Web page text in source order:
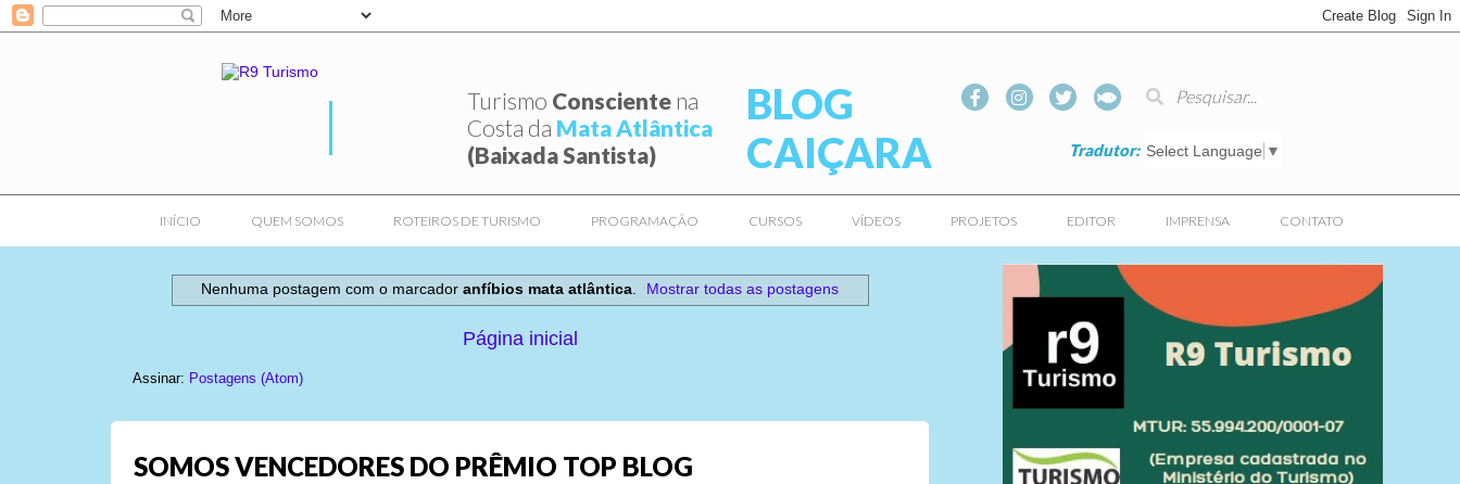
Turismo Consciente na
Costa da Mata Atlântica
(Baixada Santista)
BLOG
CAIÇARA
Select Language ▼
Tradutor:
INÍCIO QUEM SOMOS ROTEIROS DE TURISMO PROGRAMAÇÃO CURSOS VÍDEOS PROJETOS EDITOR IMPRENSA CONTATO
Nenhuma postagem com o marcador anfíbios mata atlântica. Mostrar todas as postagens
Página inicial
Assinar: Postagens (Atom)
SOMOS VENCEDORES DO PRÊMIO TOP BLOG